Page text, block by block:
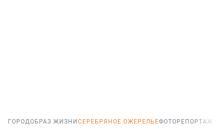
ГОРОДОБРАЗ ЖИЗНИ СЕРЕБРЯНОЕ ОЖЕРЕЛЬЕФОТОРЕПОРТАЖ